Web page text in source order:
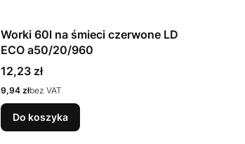
Worki 60l na śmieci czerwone LD
ECO a50/20/960
Cena
12,23 zł
Cena
9,94 złbez VAT
Do koszyka